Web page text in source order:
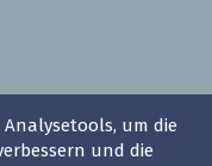
Analysetools, um die
und die